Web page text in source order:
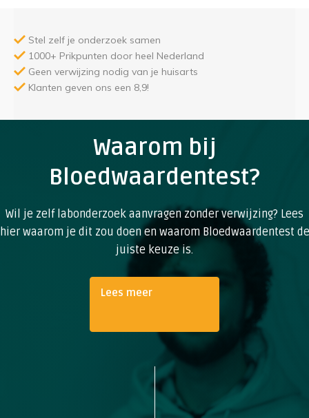
Stel zelf je onderzoek samen
1000+ Prikpunten door heel Nederland
Geen verwijzing nodig van je huisarts
Klanten geven ons een 8,9!
Waarom bij
Bloedwaardentest?
Wil je zelf labonderzoek aanvragen zonder verwijzing? Lees
hier waarom je dit zou doen en waarom Bloedwaardentest de
juiste keuze is.
Lees meer